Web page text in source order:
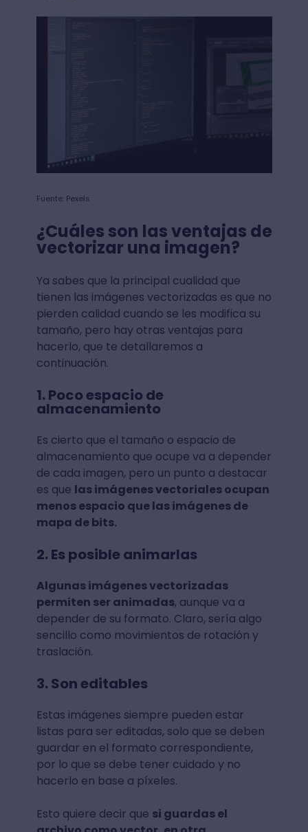
Fuente: Pexels
¿Cuáles son las ventajas de
vectorizar una imagen?
Ya sabes que la principal cualidad que
tienen las imágenes vectorizadas es que no
pierden calidad cuando se les modifica su
tamaño, pero hay otras ventajas para
hacerlo, que te detallaremos a
continuación.
1. Poco espacio de
almacenamiento
Es cierto que el tamaño o espacio de
almacenamiento que ocupe va a depender
de cada imagen, pero un punto a destacar
es que las imágenes vectoriales ocupan
menos espacio que las imágenes de
mapa de bits.
2. Es posible animarlas
Algunas imágenes vectorizadas
permiten ser animadas, aunque va a
depender de su formato. Claro, sería algo
sencillo como movimientos de rotación y
traslación.
3. Son editables
Estas imágenes siempre pueden estar
listas para ser editadas, solo que se deben
guardar en el formato correspondiente,
por lo que se debe tener cuidado y no
hacerlo en base a píxeles.
Esto quiere decir que si guardas el